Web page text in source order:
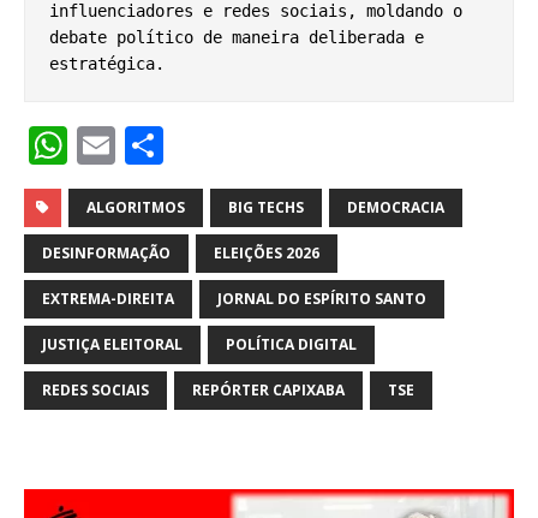
influenciadores e redes sociais, moldando o
debate político de maneira deliberada e
estratégica.
W
h
at
s
A
p
p
E
m
ai
l
h
ar
e
ALGORITMOS BIG TECHS DEMOCRACIA
DESINFORMAÇÃO ELEIÇÕES 2026
EXTREMA-DIREITA JORNAL DO ESPÍRITO SANTO
JUSTIÇA ELEITORAL POLÍTICA DIGITAL
REDES SOCIAIS REPÓRTER CAPIXABA TSE